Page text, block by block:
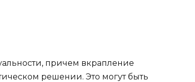
причем вкрапление
решении. Это могут быть